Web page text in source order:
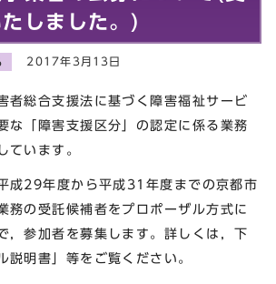
しました。)
2017年3月13日
総合支援法に基づく障害福祉サービ
な「障害支援区分」の認定に係る業務
ています。
成29年度から平成31年度までの京都市
務の受託候補者をプロポーザル方式に
，参加者を募集します。詳しくは，下
説明書」等をご覧ください。